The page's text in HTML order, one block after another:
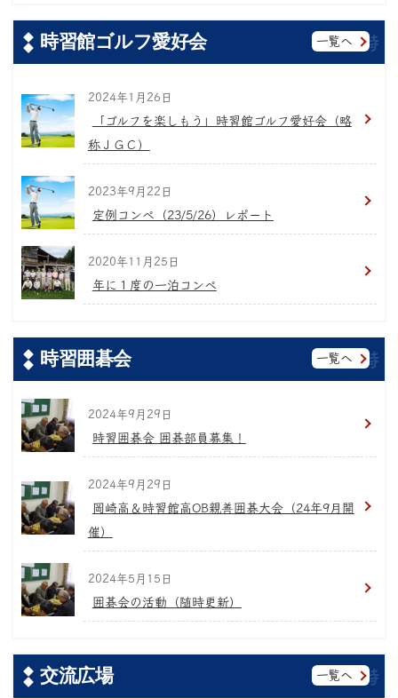
時習館ゴルフ愛好会 一覧へ
2024年1月26日
「ゴルフを楽しもう」時習館ゴルフ愛好会（略
称ＪＧＣ）
2023年9月22日
定例コンペ（23/5/26）レポート
2020年11月25日
年に１度の一泊コンペ
時習囲碁会 一覧へ
2024年9月29日
時習囲碁会 囲碁部員募集！
2024年9月29日
岡崎高＆時習館高OB親善囲碁大会（24年9月開
催）
2024年5月15日
囲碁会の活動（随時更新）
交流広場 一覧へ